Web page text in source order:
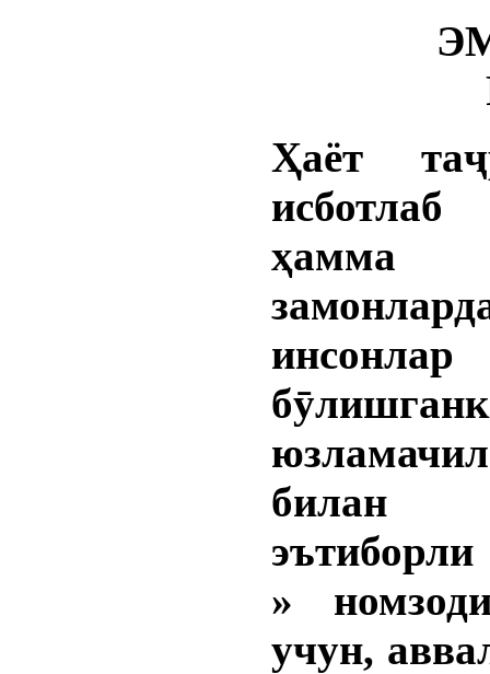
Ҳаёт
исботлаб
инсонлар
билан
»
учун,